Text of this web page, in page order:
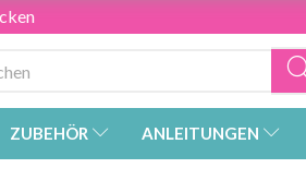
ZUBEHÖR ANLEITUNGEN